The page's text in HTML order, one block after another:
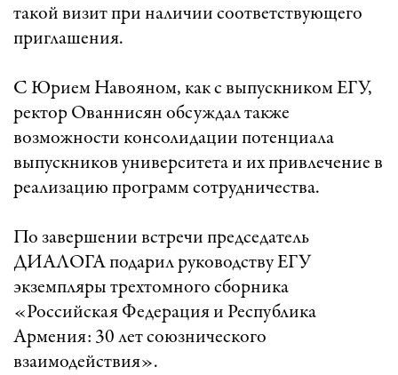
такой визит при наличии соответствующего
приглашения.
С Юрием Навояном, как с выпускником ЕГУ,
ректор Ованнисян обсуждал также
возможности консолидации потенциала
выпускников университета и их привлечение в
реализацию программ сотрудничества.
По завершении встречи председатель
ДИАЛОГА подарил руководству ЕГУ
экземпляры трехтомного сборника
«Российская Федерация и Республика
Армения: 30 лет союзнического
взаимодействия».